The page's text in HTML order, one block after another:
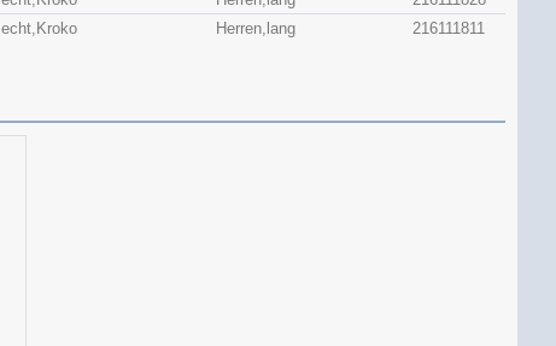
echt,Kroko Herren,lang 216111811